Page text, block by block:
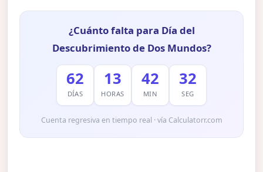
¿Cuánto falta para Día del
Descubrimiento de Dos Mundos?
62
DÍAS
13
HORAS
42
MIN
31
SEG
Cuenta regresiva en tiempo real · vía Calculatorr.com